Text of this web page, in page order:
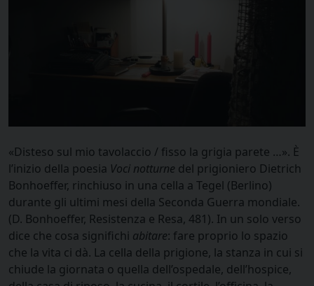
«Disteso sul mio tavolaccio / fisso la grigia parete …». È
l’inizio della poesia Voci notturne del prigioniero Dietrich
Bonhoeffer, rinchiuso in una cella a Tegel (Berlino)
durante gli ultimi mesi della Seconda Guerra mondiale.
(D. Bonhoeffer, Resistenza e Resa, 481). In un solo verso
dice che cosa significhi abitare: fare proprio lo spazio
che la vita ci dà. La cella della prigione, la stanza in cui si
chiude la giornata o quella dell’ospedale, dell’hospice,